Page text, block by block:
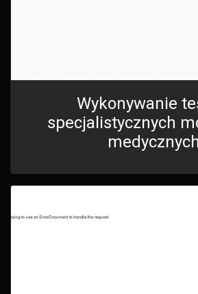
Wykonywanie
specjalistycznych
medycznych